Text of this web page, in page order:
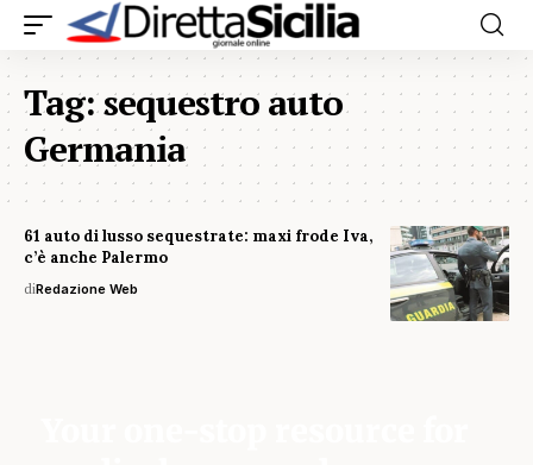
Tag:sequestro auto
Germania
61 auto di lusso sequestrate: maxi frode Iva,
c’è anche Palermo
diRedazione Web